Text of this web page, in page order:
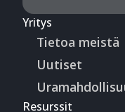
Yritys
Tietoa meistä
Uutiset
Resurssit